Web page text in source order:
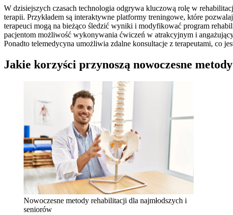
W dzisiejszych czasach technologia odgrywa kluczową rolę w
terapii. Przykładem są interaktywne platformy treningowe, które
terapeuci mogą na bieżąco śledzić wyniki i modyfikować program
pacjentom możliwość wykonywania ćwiczeń w atrakcyjnym i
Ponadto telemedycyna umożliwia zdalne konsultacje z terapeutami, co
Jakie korzyści przynoszą nowoczesne
Nowoczesne metody rehabilitacji dla najmłodszych i
seniorów